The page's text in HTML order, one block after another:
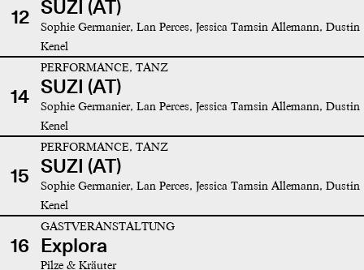
12 SUZI (AT)
Sophie Germanier, Lan Perces, Jessica Tamsin Allemann, Dustin
Kenel
14
PERFORMANCE, TANZ
SUZI (AT)
Sophie Germanier, Lan Perces, Jessica Tamsin Allemann, Dustin
Kenel
15
PERFORMANCE, TANZ
SUZI (AT)
Sophie Germanier, Lan Perces, Jessica Tamsin Allemann, Dustin
Kenel
16
GASTVERANSTALTUNG
Explora
Pilze & Kräuter